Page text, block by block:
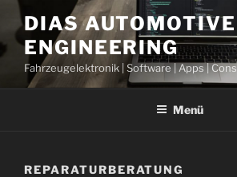
Zum
Inhalt
springen
DIAS AUTOMOTIVE
ENGINEERING
Fahrzeugelektronik | Software | Apps |
Menü
REPARATURBERATUNG